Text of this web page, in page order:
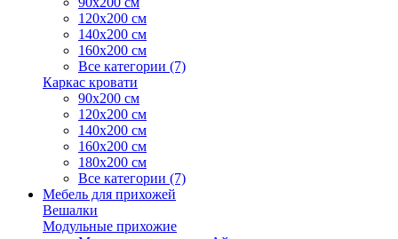
120х200 см
140х200 см
160х200 см
Все категории (7)
Каркас кровати
90х200 см
120х200 см
140х200 см
160х200 см
180х200 см
Все категории (7)
Мебель для прихожей
Вешалки
Модульные прихожие